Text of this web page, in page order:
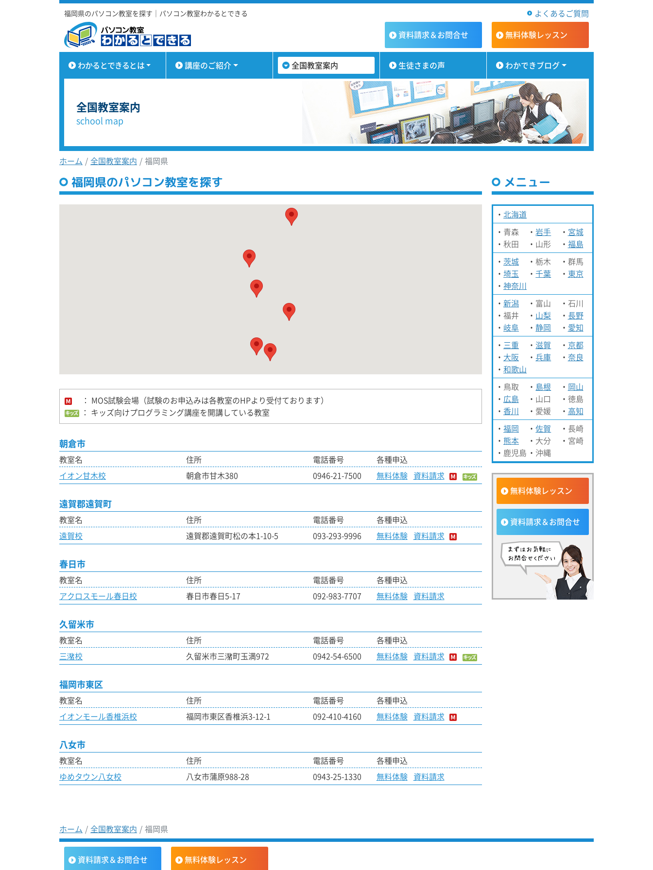
福岡県のパソコン教室を探す｜パソコン教室わかるとできる
よくあるご質問
資料請求＆お問合せ 無料体験レッスン
わかるとできるとは 講座のご紹介 全国教室案内 生徒さまの声 わかできブログ
全国教室案内
school map
ホーム 全国教室案内 福岡県
福岡県のパソコン教室を探す
： MOS試験会場（試験のお申込みは各教室のHPより受付ております）
： キッズ向けプログラミング講座を開講している教室
朝倉市
教室名 住所 電話番号
各種申込
イオン甘木校
朝倉市甘木380 0946-21-7500 無料体験 資料請求
遠賀郡遠賀町
教室名 住所 電話番号
各種申込
遠賀校
遠賀郡遠賀町松の本1-10-5 093-293-9996 無料体験 資料請求
春日市
教室名 住所 電話番号
各種申込
アクロスモール春日校
春日市春日5-17 092-983-7707 無料体験 資料請求
久留米市
教室名 住所 電話番号
各種申込
三潴校
久留米市三潴町玉満972 0942-54-6500 無料体験 資料請求
福岡市東区
教室名 住所 電話番号
各種申込
イオンモール香椎浜校
福岡市東区香椎浜3-12-1 092-410-4160 無料体験 資料請求
八女市
教室名 住所 電話番号
各種申込
ゆめタウン八女校
八女市蒲原988-28 0943-25-1330 無料体験 資料請求
メニュー
北海道
青森
岩手
宮城
秋田
山形
福島
茨城
栃木
群馬
埼玉
千葉
東京
神奈川
新潟
富山
石川
福井
山梨
長野
岐阜
静岡
愛知
三重
滋賀
京都
大阪
兵庫
奈良
和歌山
鳥取
島根
岡山
広島
山口
徳島
香川
愛媛
高知
福岡
佐賀
長崎
熊本
大分
宮崎
鹿児島
沖縄
無料体験レッスン
資料請求＆お問合せ
ホーム 全国教室案内 福岡県
資料請求＆お問合せ 無料体験レッスン